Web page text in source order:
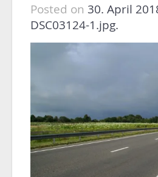
Posted on 30. April
DSC03124-1.jpg.